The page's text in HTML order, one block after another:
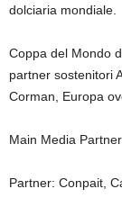
dolciaria mondiale.
Coppa del Mondo
partner sostenitori
Corman, Europa
Main Media
Partner: Conpait,